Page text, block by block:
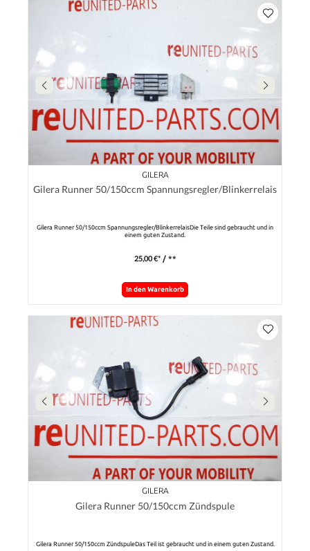
GILERA
Gilera Runner 50/150ccm Spannungsregler/Blinkerrelais
Gilera Runner 50/150ccm Spannungsregler/BlinkerrelaisDie Teile sind gebraucht und in
einem guten Zustand.
25,00 €* / **
In den Warenkorb
GILERA
Gilera Runner 50/150ccm Zündspule
Gilera Runner 50/150ccm ZündspuleDas Teil ist gebraucht und in einem guten Zustand.